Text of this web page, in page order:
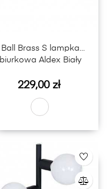
Ball Brass S lampka
biurkowa Aldex Biały
Cena
229,00 zł